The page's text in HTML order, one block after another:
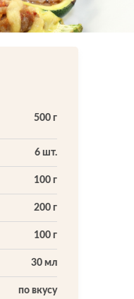
по вкусу
500 г
6 шт.
100 г
200 г
100 г
30 мл
по вкусу